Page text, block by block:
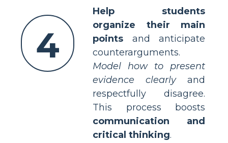
4
Help students
organize their main
points and anticipate
counterarguments.
Model how to present
evidence clearlyand
respectfully disagree.
This process boosts
communication and
critical thinking.